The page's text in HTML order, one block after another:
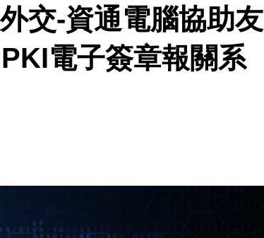
交-資通電腦協助友
電子簽章報關系